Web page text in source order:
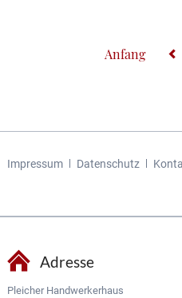
Anfang
Navigation
Impressum Datenschutz
Adresse
Pleicher Handwerkerhaus